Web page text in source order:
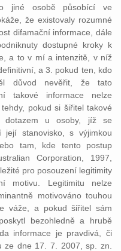
jiné osobě působící ve
že existovaly rozumné
difamační informace, dále
dostupné kroky k
a to v mí a intenzitě, v níž
a 3. pokud ten, kdo
důvod nevěřit, že tato
takové informace nelze
pokud si šiřitel takové
dotazem u osoby, jíž se
její stanovisko, s výjimkou
tam, kde tento postup
Corporation, 1997,
pro posouzení legitimity
motivu. Legitimitu nelze
motivováno touhou
váže, a pokud šiřitel sám
bezohledně a hrubě
informace je pravdivá, či
ze dne 17. 7. 2007, sp. zn.